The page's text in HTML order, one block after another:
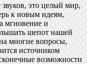
это целый мир,
к новым идеям,
мгновение и
шепот нашей
многие вопросы,
источником
возможности